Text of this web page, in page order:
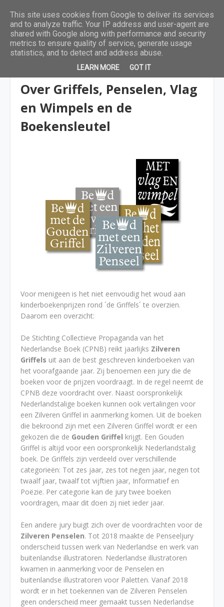
Over Griffels, Penselen, Vlag
en Wimpels en de
Boekensleutel
Voor menigeen is het niet eenvoudig het woud aan
kinderboekenprijzen rond ´de Griffels´ te overzien.
Daarom een overzicht:
De Stichting Collectieve Propaganda van het
Nederlandse Boek (CPNB) reikt jaarlijks Zilveren
Griffels uit aan de best geschreven kinderboeken van
het voorafgaande jaar. Zij benoemen een jury die de
boeken voor de prijzen voordraagt. In de regel neemt de
CPNB deze voordracht over. Naast oorspronkelijk
Nederlandstalige boeken kunnen ook vertalingen voor
een Zilveren Griffel in aanmerking komen. Uit de boeken
die bekroond zijn met een Zilveren Griffel wordt er een
gekozen die de Gouden Griffel krijgt. Een Gouden
Griffel is altijd voor een oorspronkelijk Nederlandstalig
boek. De Griffels zijn verdeeld over verschillende
categorieën: Tot zes jaar, zes tot negen jaar, negen tot
twaalf jaar, twaalf tot vijftien jaar, Informatief en
Poëzie. Per categorie kan de jury twee boeken
voordragen, maar dit doen zij niet ieder jaar.
Een andere jury buigt zich over de voordrachten voor de
Zilveren Penselen. Tot 2018 maakte de Penseeljury
onderscheid tussen werk van Nederlandse en werk van
buitenlandse illustratoren. Nederlandse illustratoren
kwamen in aanmerking voor de Penselen en
buitenlandse illustratoren voor Paletten. Vanaf 2018
wordt er in het toekennen van de Zilveren Penselen
geen onderscheid meer gemaakt tussen Nederlandse
This site uses cookies from Google to deliver its services
and to analyze traffic. Your IP address and user-agent are
shared with Google along with performance and security
metrics to ensure quality of service, generate usage
statistics, and to detect and address abuse.
LEARN MORE GOT IT